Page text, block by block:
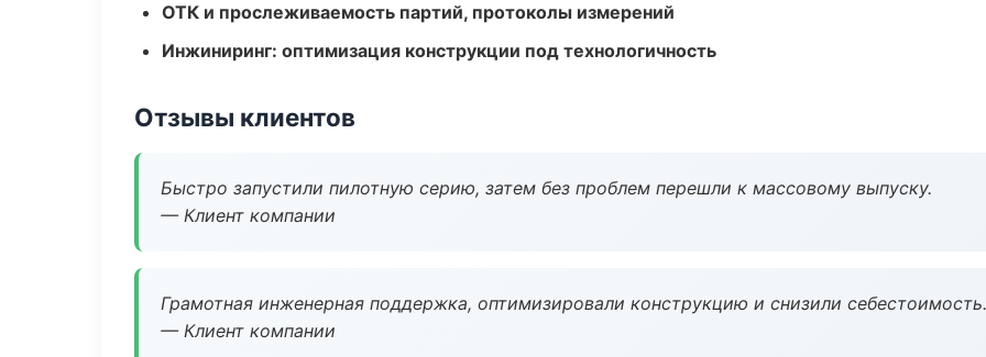
ОТК и прослеживаемость партий, протоколы измерений
Инжиниринг: оптимизация конструкции под технологичность
Отзывы клиентов
Быстро запустили пилотную серию, затем без проблем перешли к массовому выпуску.
— Клиент компании
Грамотная инженерная поддержка, оптимизировали конструкцию и снизили себестоимость.
— Клиент компании